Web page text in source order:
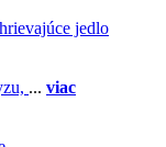
jedlo
... viac